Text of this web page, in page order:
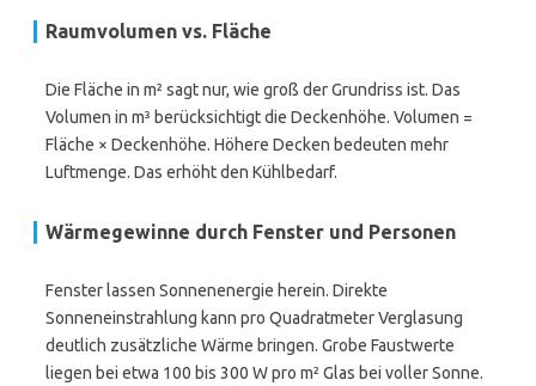
Raumvolumen vs. Fläche
Die Fläche in m² sagt nur, wie groß der Grundriss ist. Das
Volumen in m³ berücksichtigt die Deckenhöhe. Volumen =
Fläche × Deckenhöhe. Höhere Decken bedeuten mehr
Luftmenge. Das erhöht den Kühlbedarf.
Wärmegewinne durch Fenster und Personen
Fenster lassen Sonnenenergie herein. Direkte
Sonneneinstrahlung kann pro Quadratmeter Verglasung
deutlich zusätzliche Wärme bringen. Grobe Faustwerte
liegen bei etwa 100 bis 300 W pro m² Glas bei voller Sonne.